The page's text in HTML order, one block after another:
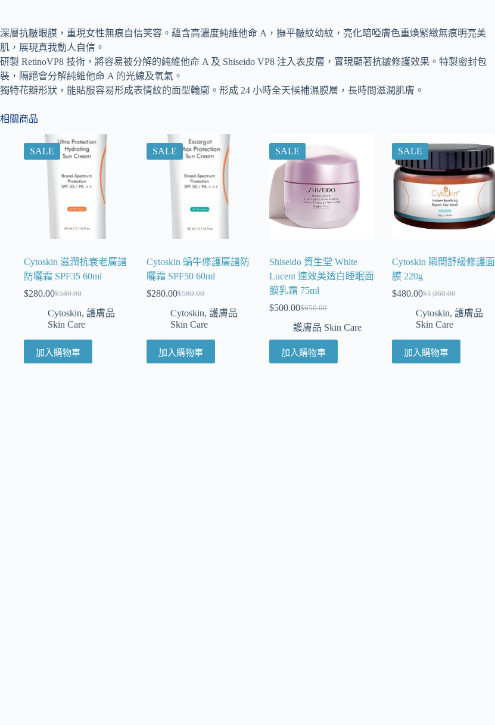
深層抗皺眼膜，重現女性無痕自信笑容。蘊含高濃度純維他命 A，撫平皺紋幼紋，亮化暗啞膚色重煥緊緻無痕明亮美
肌，展現真我動人自信。
研製 RetinoVP8 技術，將容易被分解的純維他命 A 及 Shiseido VP8 注入表皮層，實現顯著抗皺修護效果。特製密封包
裝，隔絕會分解純維他命 A 的光線及氧氣。
獨特花瓣形狀，能貼服容易形成表情紋的面型輪廓。形成 24 小時全天候補濕膜層，長時間滋潤肌膚。
相關商品
SALE
Cytoskin 滋潤抗衰老廣譜
防曬霜 SPF35 60ml
$580.00
$280.00
Cytoskin, 護膚品
Skin Care
加入購物車
SALE
Cytoskin 蝸牛修護廣譜防
曬霜 SPF50 60ml
$580.00
$280.00
Cytoskin,護膚品
Skin Care
加入購物車
SALE
Shiseido 資生堂 White
Lucent 速效美透白睡眠面
膜乳霜 75ml
$650.00
$500.00
護膚品 Skin Care
加入購物車
SALE
Cytoskin 瞬間舒緩修護面
膜 220g
$1,060.00
$480.00
Cytoskin,護膚品
Skin Care
加入購物車